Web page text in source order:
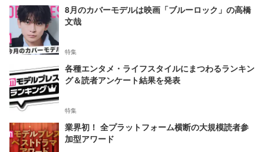
8月のカバーモデルは映画「ブルーロック」の高橋
文哉
特集
各種エンタメ・ライフスタイルにまつわるランキン
グ＆読者アンケート結果を発表
特集
業界初！ 全プラットフォーム横断の大規模読者参
加型アワード